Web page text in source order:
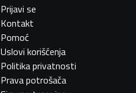
Prijavi se
Kontakt
Pomoć
Uslovi korišćenja
Politika privatnosti
Prava potrošača